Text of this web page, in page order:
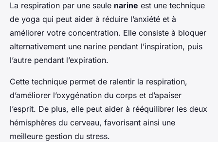
La respiration par une seule narine est une technique
de yoga qui peut aider à réduire l’anxiété et à
améliorer votre concentration. Elle consiste à bloquer
alternativement une narine pendant l’inspiration, puis
l’autre pendant l’expiration.
Cette technique permet de ralentir la respiration,
d’améliorer l’oxygénation du corps et d’apaiser
l’esprit. De plus, elle peut aider à rééquilibrer les deux
hémisphères du cerveau, favorisant ainsi une
meilleure gestion du stress.